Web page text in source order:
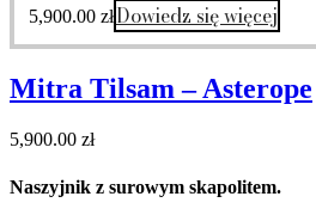
5,900.00 złDowiedz się więcej
Mitra Tilsam – Asterope
5,900.00 zł
Naszyjnik z surowym skapolitem.